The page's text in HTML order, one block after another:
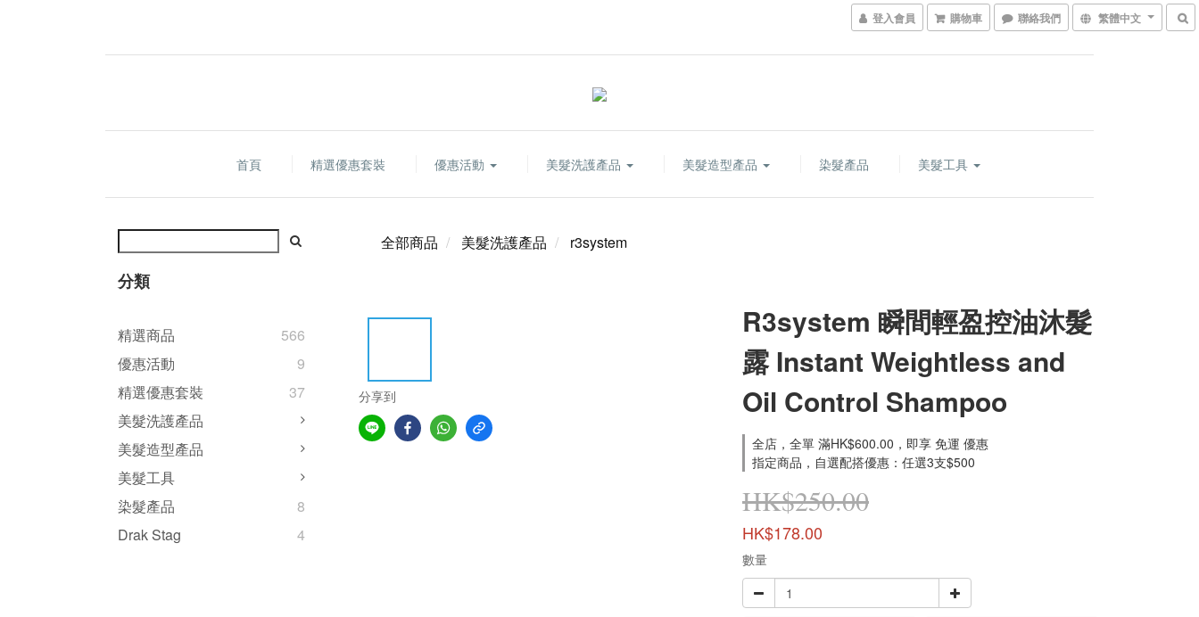
登入會員 購物車 聯絡我們 繁體中文
首頁 精選優惠套裝 優惠活動 美髮洗護產品 美髮造型產品 染髮產品 美髮工具
分類
精選商品
566
優惠活動
9
精選優惠套裝
37
美髮洗護產品
美髮造型產品
美髮工具
染髮產品
8
Drak Stag
4
全部商品 美髮洗護產品 r3system
分享到
R3system 瞬間輕盈控油沐髮
露 Instant Weightless and
Oil Control Shampoo
全店，全單 滿HK$600.00，即享 免運 優惠
指定商品，自選配搭優惠：任選3支$500
HK$250.00
HK$178.00
數量